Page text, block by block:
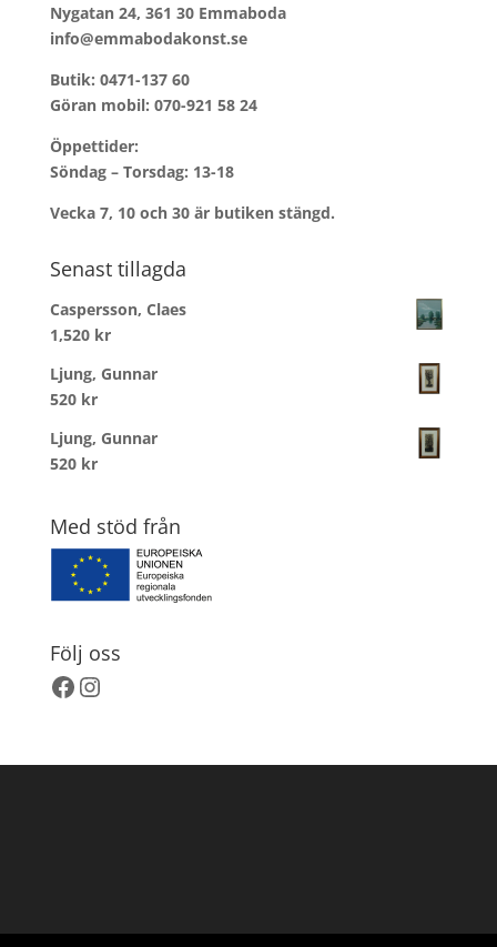
Nygatan 24, 361 30 Emmaboda
info@emmabodakonst.se
Butik: 0471-137 60
Göran mobil: 070-921 58 24
Öppettider:
Söndag – Torsdag: 13-18
Vecka 7, 10 och 30 är butiken stängd.
Senast tillagda
Caspersson, Claes
1,520 kr
Ljung, Gunnar
520 kr
Ljung, Gunnar
520 kr
Med stöd från
Följ oss
Facebook
Instagram